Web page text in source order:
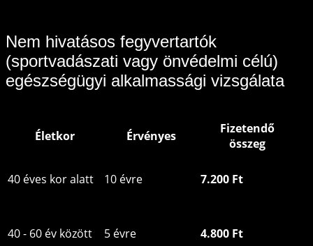
Nem hivatásos fegyvertartók
(sportvadászati vagy önvédelmi célú)
egészségügyi alkalmassági vizsgálata
Életkor Érvényes
Fizetendő
összeg
40 éves kor alatt 10 évre 7.200 Ft
40 - 60 év között 5 évre 4.800 Ft